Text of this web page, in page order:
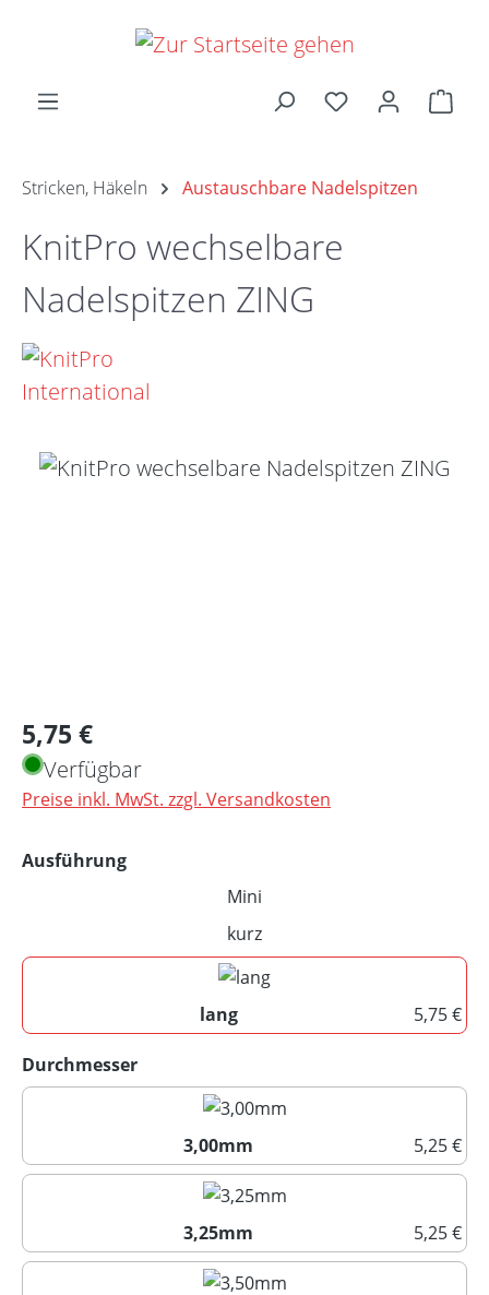
Zum Hauptinhalt springen
Stricken, Häkeln Austauschbare Nadelspitzen
KnitPro wechselbare
Nadelspitzen ZING
Bildergalerie überspringen
Regulärer Preis:
5,75 €
Verfügbar
Preise inkl. MwSt. zzgl. Versandkosten
Ausführungauswählen
Mini
kurz(Diese Option ist zurzeit nicht
lang
5,75 €
Durchmesserauswählen
3,00mm
5,25 €
3,00mm
3,25mm
5,25 €
3,25mm